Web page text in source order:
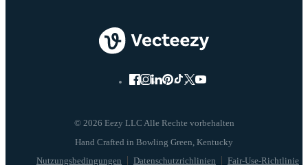
© 2026 Eezy LLC Alle Rechte vorbehalten
Nutzungsbedingungen Datenschutzrichlinien Fair-Use-Richtlinie